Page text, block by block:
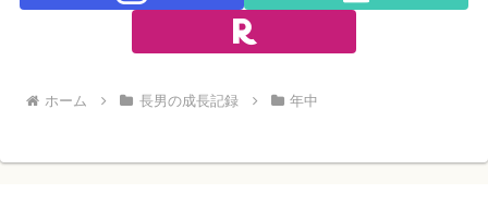
ホーム 長男の成長記録 年中